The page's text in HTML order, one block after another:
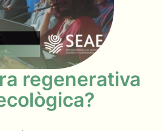
regenerativa